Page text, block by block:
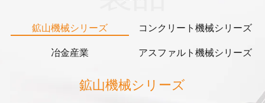
鉱山機械シリーズ
コンクリート機械シリーズ
冶金産業
アスファルト機械シリーズ
鉱山機械シリーズ